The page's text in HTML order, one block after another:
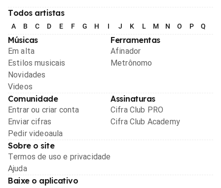
Todos artistas
A B C D E F G H I J K L M N O P Q
Músicas
Em alta
Estilos musicais
Novidades
Videos
Ferramentas
Afinador
Metrônomo
Comunidade
Entrar ou criar conta
Enviar cifras
Pedir videoaula
Assinaturas
Cifra Club PRO
Cifra Club Academy
Sobre o site
Termos de uso e privacidade
Ajuda
Baixe o aplicativo